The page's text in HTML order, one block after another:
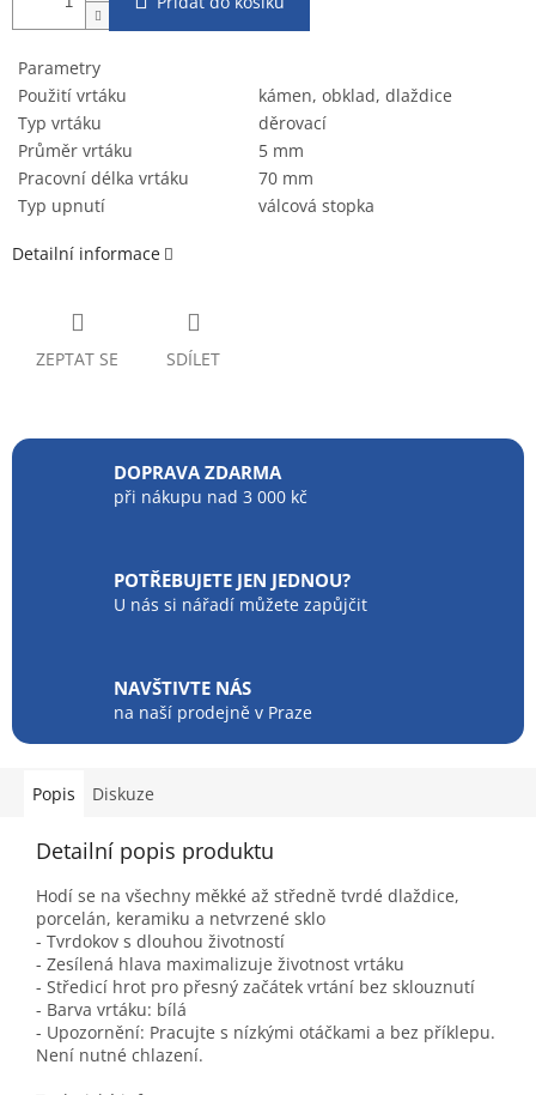
Parametry
Použití vrtáku
kámen, obklad, dlaždice
Typ vrtáku
děrovací
Průměr vrtáku
5 mm
Pracovní délka vrtáku
70 mm
Typ upnutí
válcová stopka
Detailní informace
ZEPTAT SE SDÍLET
DOPRAVA ZDARMA
při nákupu nad 3 000 kč
POTŘEBUJETE JEN JEDNOU?
U nás si nářadí můžete zapůjčit
NAVŠTIVTE NÁS
na naší prodejně v Praze
Popis Diskuze
Detailní popis produktu
Hodí se na všechny měkké až středně tvrdé dlaždice,
porcelán, keramiku a netvrzené sklo
- Tvrdokov s dlouhou životností
- Zesílená hlava maximalizuje životnost vrtáku
- Středicí hrot pro přesný začátek vrtání bez sklouznutí
- Barva vrtáku: bílá
- Upozornění: Pracujte s nízkými otáčkami a bez příklepu.
Není nutné chlazení.